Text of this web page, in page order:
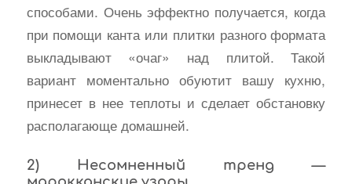
способами. Очень эффектно получается, когда
при помощи канта или плитки разного формата
выкладывают «очаг» над плитой. Такой
вариант моментально обуютит вашу кухню,
принесет в нее теплоты и сделает обстановку
располагающе домашней.
2) Несомненный тренд —